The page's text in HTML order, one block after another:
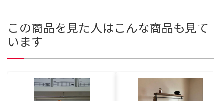
この商品を見た人はこんな商品も見て
います